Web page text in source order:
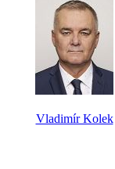
Vladimír Kolek